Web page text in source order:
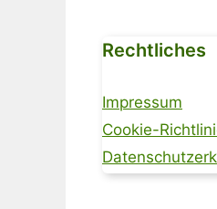
Rechtliches
Impressum
Cookie-